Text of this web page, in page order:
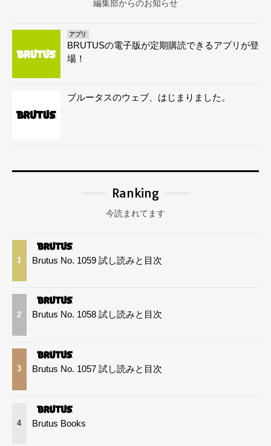
編集部からのお知らせ
アプリ
BRUTUSの電子版が定期購読できるアプリが登
場！
ブルータスのウェブ、はじまりました。
Ranking
今読まれてます
1 Brutus No. 1059 試し読みと目次
2 Brutus No. 1058 試し読みと目次
3 Brutus No. 1057 試し読みと目次
4 Brutus Books